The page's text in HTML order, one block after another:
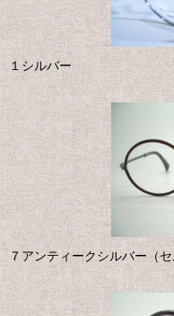
１シルバー
７アンティークシルバー（セ